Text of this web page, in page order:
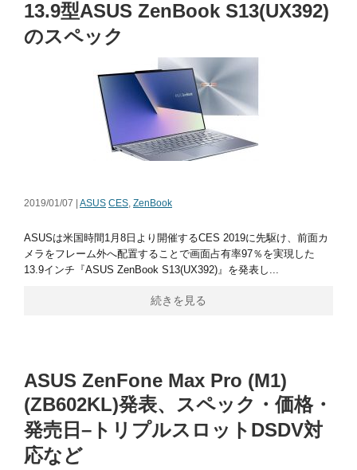
13.9型ASUS ZenBook S13(UX392)
のスペック
2019/01/07 | ASUS CES, ZenBook
ASUSは米国時間1月8日より開催するCES 2019に先駆け、前面カ
メラをフレーム外へ配置することで画面占有率97％を実現した
13.9インチ『ASUS ZenBook S13(UX392)』を発表し...
続きを見る
ASUS ZenFone Max Pro (M1)
(ZB602KL)発表、スペック・価格・
発売日–トリプルスロットDSDV対
応など